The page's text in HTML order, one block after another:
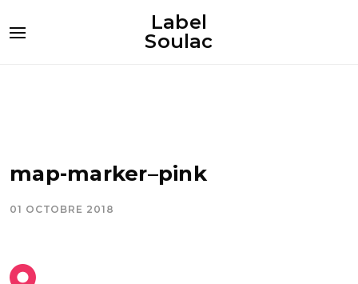
Label
Soulac
map-marker–pink
01 OCTOBRE 2018